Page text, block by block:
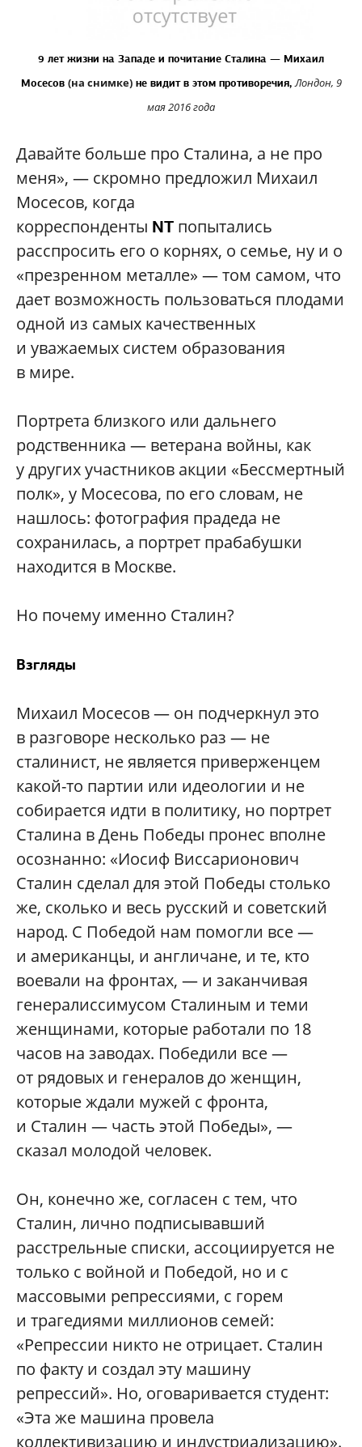
9 лет жизни на Западе и почитание Сталина — Михаил
Мосесов (на снимке)не видит в этом противоречия,Лондон, 9
мая 2016 года
Давайте больше про Сталина, а не про
меня», — скромно предложил Михаил
Мосесов, когда
корреспонденты NT попытались
расспросить его о корнях, о семье, ну и о
«презренном металле» — том самом, что
дает возможность пользоваться плодами
одной из самых качественных
и уважаемых систем образования
в мире.
Портрета близкого или дальнего
родственника — ветерана войны, как
у других участников акции «Бессмертный
полк», у Мосесова, по его словам, не
нашлось: фотография прадеда не
сохранилась, а портрет прабабушки
находится в Москве.
Но почему именно Сталин?
Взгляды
Михаил Мосесов — он подчеркнул это
в разговоре несколько раз — не
сталинист, не является приверженцем
какой-то партии или идеологии и не
собирается идти в политику, но портрет
Сталина в День Победы пронес вполне
осознанно: «Иосиф Виссарионович
Сталин сделал для этой Победы столько
же, сколько и весь русский и советский
народ. С Победой нам помогли все —
и американцы, и англичане, и те, кто
воевали на фронтах, — и заканчивая
генералиссимусом Сталиным и теми
женщинами, которые работали по 18
часов на заводах. Победили все —
от рядовых и генералов до женщин,
которые ждали мужей с фронта,
и Сталин — часть этой Победы», —
сказал молодой человек.
Он, конечно же, согласен с тем, что
Сталин, лично подписывавший
расстрельные списки, ассоциируется не
только с войной и Победой, но и с
массовыми репрессиями, с горем
и трагедиями миллионов семей:
«Репрессии никто не отрицает. Сталин
по факту и создал эту машину
репрессий». Но, оговаривается студент:
«Эта же машина провела
коллективизацию и индустриализацию».